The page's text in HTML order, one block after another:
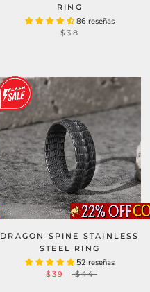
RING
86 reseñas
$38
DRAGON SPINE STAINLESS
STEEL RING
52 reseñas
$39 $44